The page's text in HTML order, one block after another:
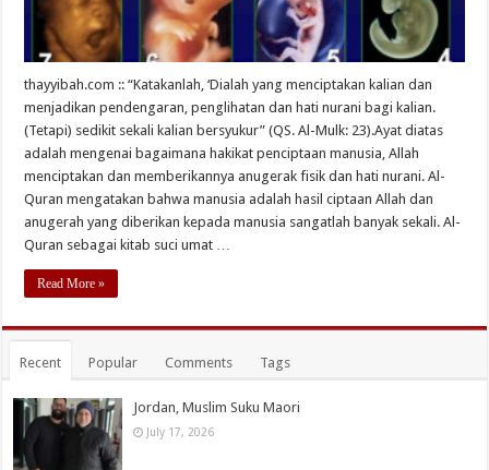
thayyibah.com :: “Katakanlah, ‘Dialah yang menciptakan kalian dan
menjadikan pendengaran, penglihatan dan hati nurani bagi kalian.
(Tetapi) sedikit sekali kalian bersyukur” (QS. Al-Mulk: 23).Ayat diatas
adalah mengenai bagaimana hakikat penciptaan manusia, Allah
menciptakan dan memberikannya anugerak fisik dan hati nurani. Al-
Quran mengatakan bahwa manusia adalah hasil ciptaan Allah dan
anugerah yang diberikan kepada manusia sangatlah banyak sekali. Al-
Quran sebagai kitab suci umat …
Read More »
Recent Popular Comments Tags
Jordan, Muslim Suku Maori
July 17, 2026